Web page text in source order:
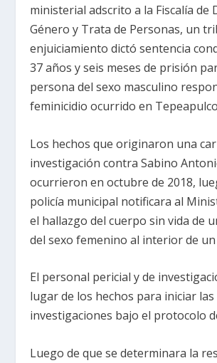
ministerial adscrito a la Fiscalía de
Género y Trata de Personas, un
enjuiciamiento dictó sentencia
37 años y seis meses de prisión
persona del sexo masculino
feminicidio ocurrido en
Los hechos que originaron una
investigación contra Sabino
ocurrieron en octubre de 2018,
policía municipal notificara al
el hallazgo del cuerpo sin vida de
del sexo femenino al interior de
El personal pericial y de
lugar de los hechos para iniciar las
investigaciones bajo el protocolo
Luego de que se determinara la